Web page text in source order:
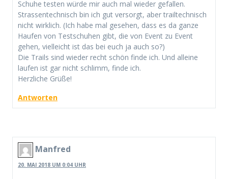
Schuhe testen würde mir auch mal wieder gefallen.
Strassentechnisch bin ich gut versorgt, aber trailtechnisch
nicht wirklich. (Ich habe mal gesehen, dass es da ganze
Haufen von Testschuhen gibt, die von Event zu Event
gehen, vielleicht ist das bei euch ja auch so?)
Die Trails sind wieder recht schön finde ich. Und alleine
laufen ist gar nicht schlimm, finde ich.
Herzliche Grüße!
Antworten
Manfred
20. MAI 2018 UM 0:04 UHR